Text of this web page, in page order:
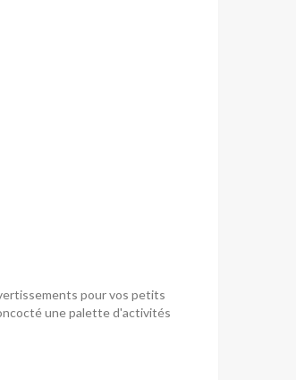
pour vos petits
une palette d'activités